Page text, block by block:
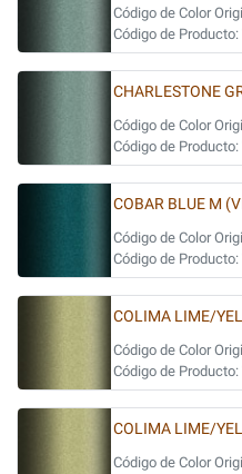
Código de Color
Código de Producto:
CHARLESTONE
Código de Color
Código de Producto:
COBAR BLUE M
Código de Color
Código de Producto:
COLIMA LIME/
Código de Color
Código de Producto:
COLIMA LIME/
Código de Color